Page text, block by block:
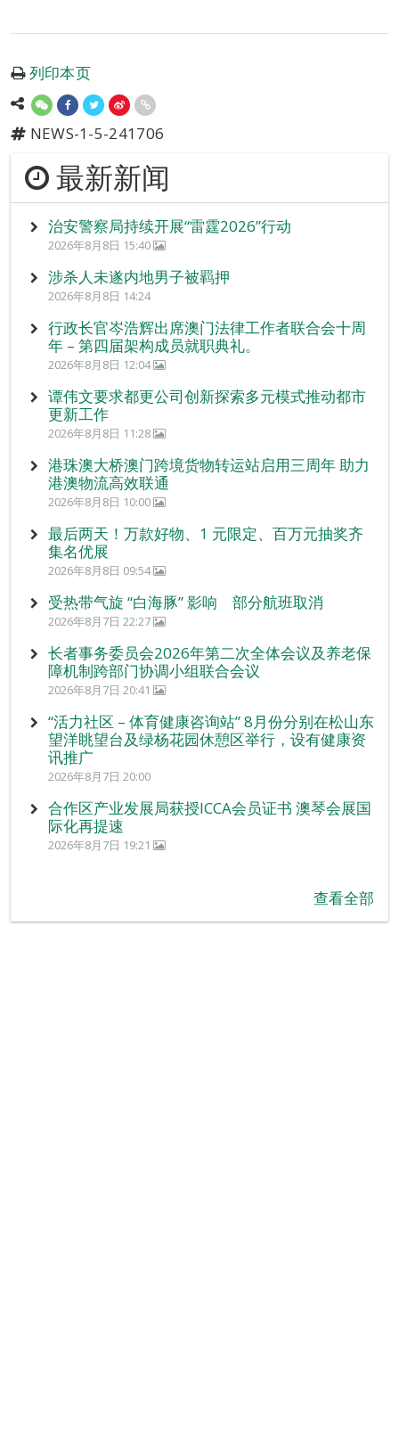
列印本页
NEWS-1-5-241706
最新新闻
治安警察局持续开展“雷霆2026”行动
2026年8月8日 15:40
涉杀人未遂内地男子被羁押
2026年8月8日 14:24
行政长官岑浩辉出席澳门法律工作者联合会十周
年 – 第四届架构成员就职典礼。
2026年8月8日 12:04
谭伟文要求都更公司创新探索多元模式推动都市
更新工作
2026年8月8日 11:28
港珠澳大桥澳门跨境货物转运站启用三周年 助力
港澳物流高效联通
2026年8月8日 10:00
最后两天！万款好物、1 元限定、百万元抽奖齐
集名优展
2026年8月8日 09:54
受热带气旋 “白海豚” 影响 部分航班取消
2026年8月7日 22:27
长者事务委员会2026年第二次全体会议及养老保
障机制跨部门协调小组联合会议
2026年8月7日 20:41
“活力社区 – 体育健康咨询站” 8月份分别在松山东
望洋眺望台及绿杨花园休憩区举行，设有健康资
讯推广
2026年8月7日 20:00
合作区产业发展局获授ICCA会员证书 澳琴会展国
际化再提速
2026年8月7日 19:21
查看全部